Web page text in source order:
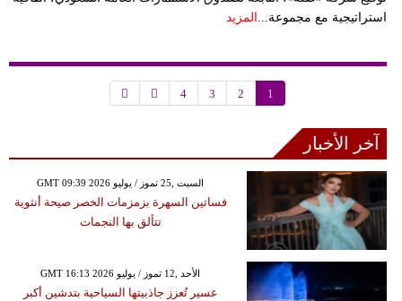
استراتيجية مع مجموعة... المزيد
1
2
3
4
آخر الأخبار
GMT 09:39 2026 السبت ,25 تموز / يوليو
فساتين السهرة بزمزمات الخصر صيحة أنثوية
تتألق بها النجمات
GMT 16:13 2026 الأحد ,12 تموز / يوليو
عسير تُعزز جاذبيتها السياحية بتدشين أكبر